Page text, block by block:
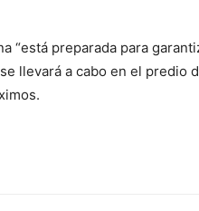
“está preparada para
llevará a cabo en el predio